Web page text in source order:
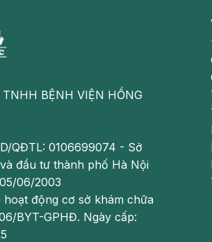
TNHH BỆNH VIỆN HỒNG
QĐTL: 0106699074 - Sở
đầu tư thành phố Hà Nội
06/2003
hoạt động cơ sở khám chữa
BYT-GPHĐ. Ngày cấp: